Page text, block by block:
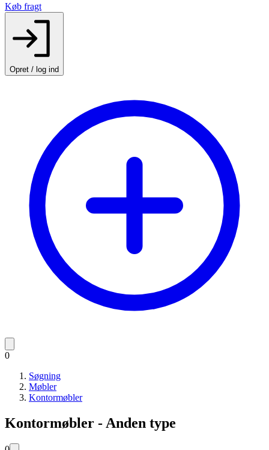
Køb fragt
Opret / log ind
0
Søgning
Møbler
Kontormøbler
Kontormøbler - Anden type